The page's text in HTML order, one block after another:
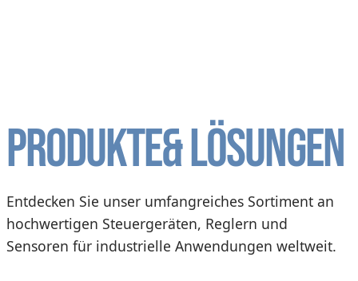
Produkte& Lösungen
Entdecken Sie unser umfangreiches Sortiment an
hochwertigen Steuergeräten, Reglern und
Sensoren für industrielle Anwendungen weltweit.